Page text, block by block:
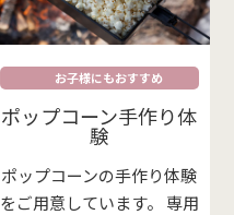
お子様にもおすすめ
ポップコーン手作り体
験
ポップコーンの手作り体験
をご用意しています。 専用